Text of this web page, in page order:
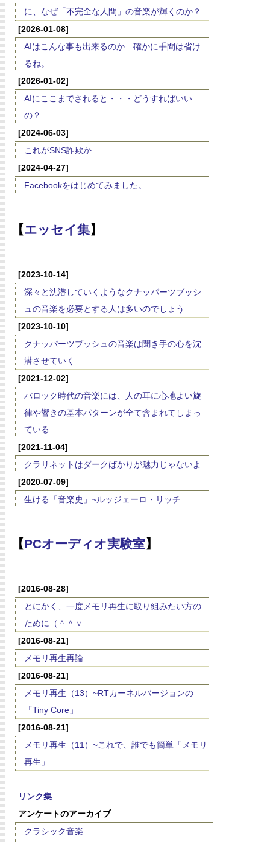
に、なぜ「不完全な人間」の音楽が輝くのか？
[2026-01-08]
AIはこんな事も出来るのか…確かに手間は省け
るね。
[2026-01-02]
AIにここまでされると・・・どうすればいい
の？
[2024-06-03]
これがSNS詐欺か
[2024-04-27]
Facebookをはじめてみました。
【エッセイ集】
[2023-10-14]
深々と沈潜していくようなクナッパーツブッシ
ュの音楽を必要とする人は多いのでしょう
[2023-10-10]
クナッパーツブッシュの音楽は聞き手の心を沈
潜させていく
[2021-12-02]
バロック時代の音楽には、人の耳に心地よい旋
律や響きの基本パターンが全て含まれてしまっ
ている
[2021-11-04]
クラリネットはダークばかりが魅力じゃないよ
[2020-07-09]
生ける「音楽史」~ルッジェーロ・リッチ
【PCオーディオ実験室】
[2016-08-28]
とにかく、一度メモリ再生に取り組みたい方の
ために（＾＾ｖ
[2016-08-21]
メモリ再生再論
[2016-08-21]
メモリ再生（13）~RTカーネルバージョンの
「Tiny Core」
[2016-08-21]
メモリ再生（11）~これで、誰でも簡単「メモリ
再生」
リンク集
アンケートのアーカイブ
クラシック音楽